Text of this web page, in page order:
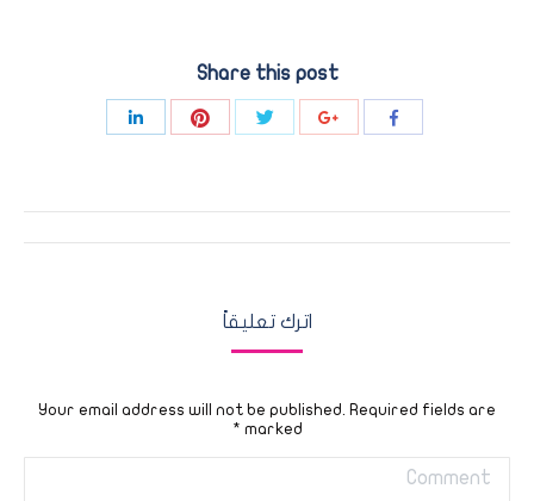
Share this post
Share
Share
Share
Share
Share
navigation
اترك تعليقاً
Your email address will not be published. Required fields are
marked
*
Comment